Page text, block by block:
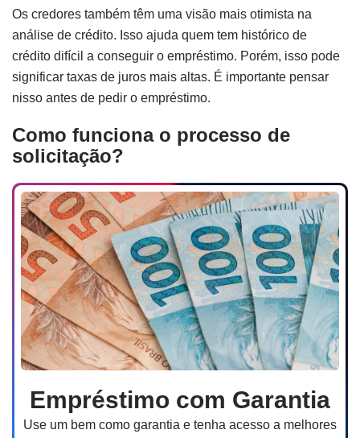
Os credores também têm uma visão mais otimista na
análise de crédito. Isso ajuda quem tem histórico de
crédito difícil a conseguir o empréstimo. Porém, isso pode
significar taxas de juros mais altas. É importante pensar
nisso antes de pedir o empréstimo.
Como funciona o processo de
solicitação?
Empréstimo com Garantia
Use um bem como garantia e tenha acesso a melhores